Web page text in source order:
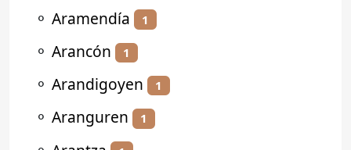
⚬ Aramendía 1
⚬ Arancón 1
⚬ Arandigoyen 1
⚬ Aranguren 1